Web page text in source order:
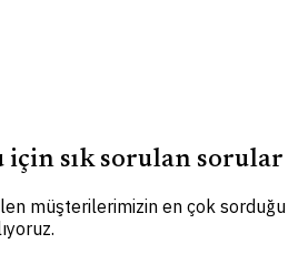
sık sorulan sorular
müşterilerimizin en çok sorduğu